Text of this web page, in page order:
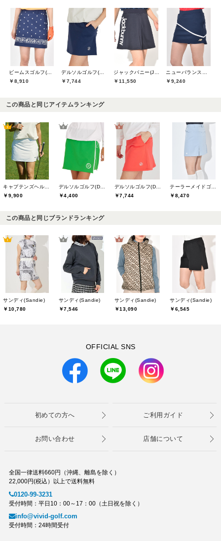
ビームスゴルフ(BEAMS GOLF)
￥8,910
デルソルゴルフ(DELSOL GOLF)
￥7,744
ジャックバニー(Jack Bunny)
￥11,550
ニューバランスゴルフ(New Balance Golf)
￥9,240
この商品と同じアイテムランキング
￥9,900
￥4,400
￥7,744
￥8,470
この商品と同じブランドランキング
サンディ(Sandie)
￥10,780
サンディ(Sandie)
￥7,546
サンディ(Sandie)
￥13,090
サンディ(Sandie)
￥6,545
OFFICIAL SNS
初めての方へ ご利用ガイド
お問い合わせ 店舗について
全国一律送料660円（沖縄、離島を除く）
22,000円(税込）以上で送料無料
0120-99-3231
受付時間：平日10：00～17：00（土日祝を除く）
info@vivid-golf.com
受付時間：24時間受付